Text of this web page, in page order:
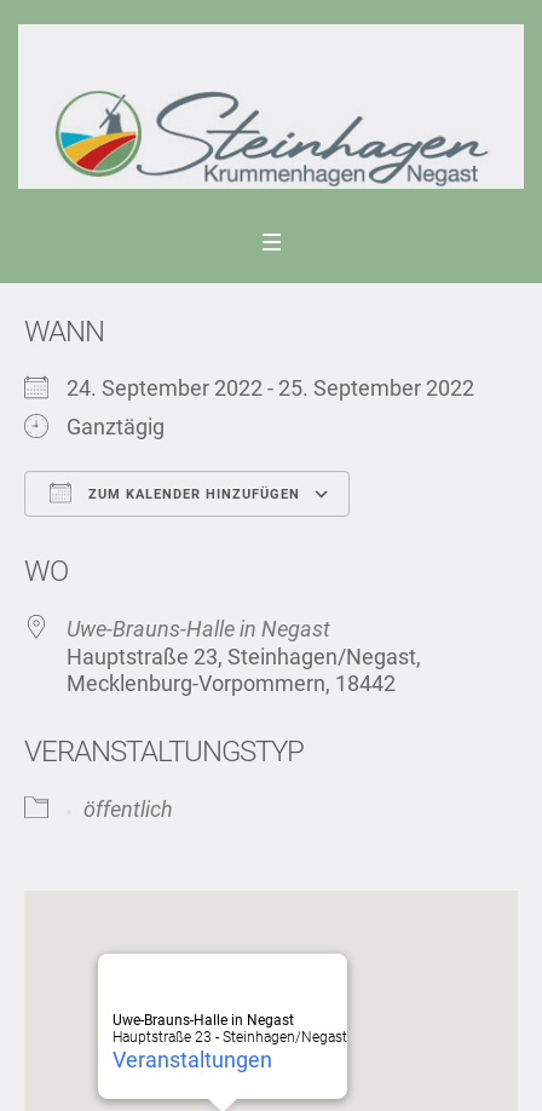
WANN
24. September 2022 - 25. September 2022
Ganztägig
ZUM KALENDER HINZUFÜGEN
WO
Uwe-Brauns-Halle in Negast
Hauptstraße 23, Steinhagen/Negast,
Mecklenburg-Vorpommern, 18442
VERANSTALTUNGSTYP
öffentlich
Uwe-Brauns-Halle in Negast
Hauptstraße 23 - Steinhagen/Negast
Veranstaltungen